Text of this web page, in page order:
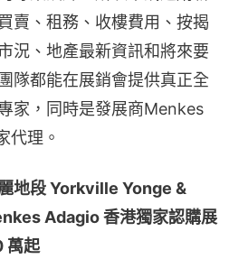
賣、租務、收樓費用、按揭
況、地產最新資訊和將來要
隊都能在展銷會提供真正全
家，同時是發展商Menkes
代理。
地段 Yorkville Yonge &
Adagio 香港獨家認購展
萬起